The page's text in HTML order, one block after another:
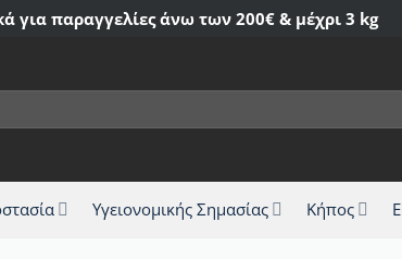
για παραγγελίες άνω των 200€ & μέχρι 3 kg
Υγειονομικής Σημασίας Κήπος